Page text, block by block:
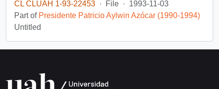
CL CLUAH 1-93-22453 · File · 1993-11-03
Part of Presidente Patricio Aylwin Azócar (1990-1994)
Untitled